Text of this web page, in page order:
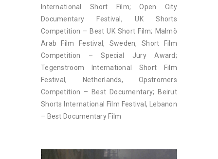
International Short Film; Open City
Documentary Festival, UK Shorts
Competition – Best UK Short Film; Malmö
Arab Film Festival, Sweden, Short Film
Competition – Special Jury Award;
Tegenstroom International Short Film
Festival, Netherlands, Opstromers
Competition – Best Documentary; Beirut
Shorts International Film Festival, Lebanon
– Best Documentary Film